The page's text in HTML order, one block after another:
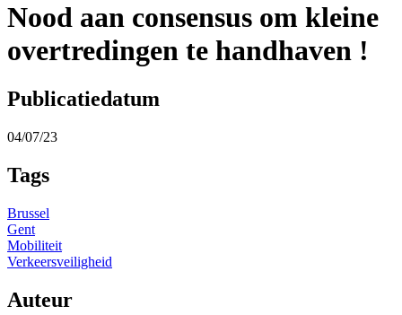
Nood aan consensus om kleine
overtredingen te handhaven !
Publicatiedatum
04/07/23
Tags
Brussel
Gent
Mobiliteit
Verkeersveiligheid
Auteur